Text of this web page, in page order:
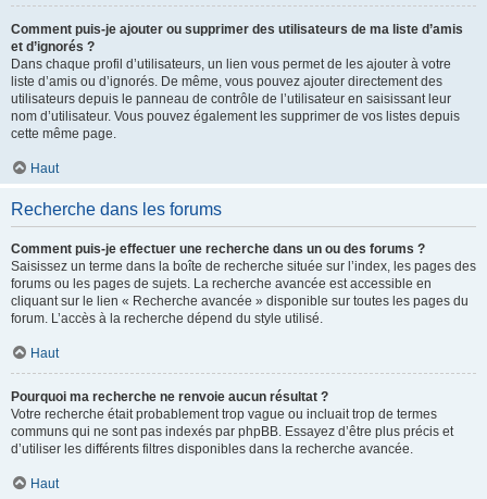
Comment puis-je ajouter ou supprimer des utilisateurs de ma liste d’amis
et d’ignorés ?
Dans chaque profil d’utilisateurs, un lien vous permet de les ajouter à votre
liste d’amis ou d’ignorés. De même, vous pouvez ajouter directement des
utilisateurs depuis le panneau de contrôle de l’utilisateur en saisissant leur
nom d’utilisateur. Vous pouvez également les supprimer de vos listes depuis
cette même page.
Haut
Recherche dans les forums
Comment puis-je effectuer une recherche dans un ou des forums ?
Saisissez un terme dans la boîte de recherche située sur l’index, les pages des
forums ou les pages de sujets. La recherche avancée est accessible en
cliquant sur le lien « Recherche avancée » disponible sur toutes les pages du
forum. L’accès à la recherche dépend du style utilisé.
Haut
Pourquoi ma recherche ne renvoie aucun résultat ?
Votre recherche était probablement trop vague ou incluait trop de termes
communs qui ne sont pas indexés par phpBB. Essayez d’être plus précis et
d’utiliser les différents filtres disponibles dans la recherche avancée.
Haut